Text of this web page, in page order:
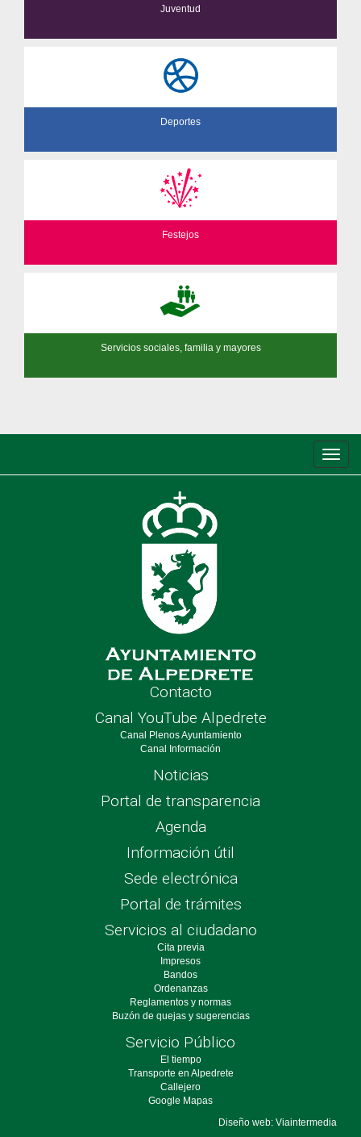
Juventud
Deportes
Festejos
Servicios sociales, familia y mayores
de
Contacto
Canal YouTube Alpedrete
Canal Plenos Ayuntamiento
Canal Información
Noticias
Portal de transparencia
Agenda
Información útil
Sede electrónica
Portal de trámites
Servicios al ciudadano
Cita previa
Impresos
Bandos
Ordenanzas
Reglamentos y normas
Buzón de quejas y sugerencias
Servicio Público
El tiempo
Transporte en Alpedrete
Callejero
Google Mapas
Diseño web: Viaintermedia